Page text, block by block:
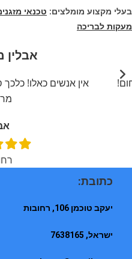
בעלי מקצוע מומלצים: טכנאי
מעקות לבריכה
אבלין
אין אנשים כאלו!
כתובת:
יעקב טוכמן 106, רחובות
ישראל, 7638165